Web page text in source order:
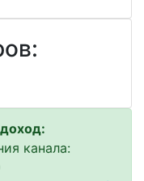
канала: